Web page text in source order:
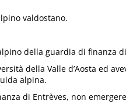
valdostano.
della guardia di finanza
della Valle d’Aosta ed
alpina.
di Entrèves, non